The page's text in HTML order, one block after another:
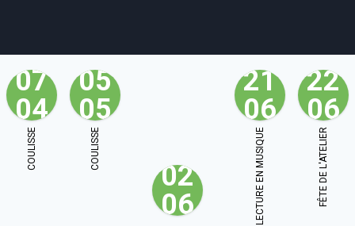
agenda personnes projets shop
soutien
07
04
COULISSE
05
05
COULISSE
02
06
21
06
LECTURE EN MUSIQUE
22
06
FÊTE DE L'ATELIER